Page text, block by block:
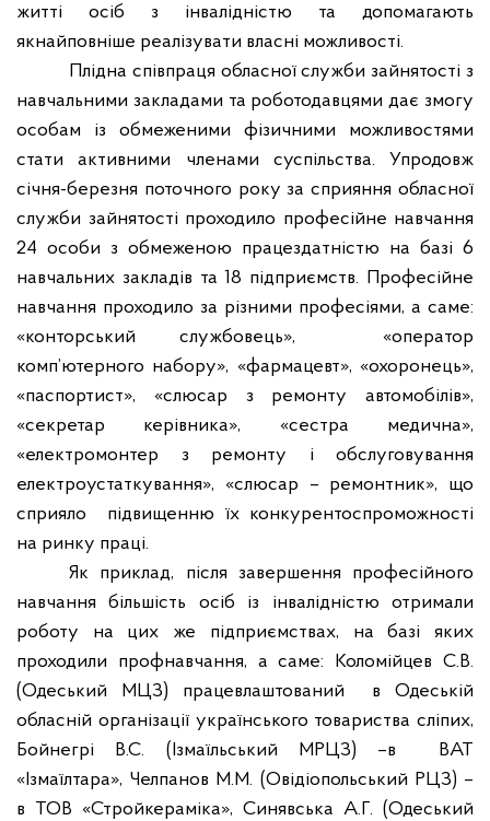
житті
осіб з інвалідністю та допомагають
якнайповніше реалізувати власні можливості.
Плідна співпраця обласної служби зайнятості з
навчальними закладами та роботодавцями дає змогу
особам із обмеженими фізичними
можливостями
статиактивними членами суспільства. Упродовж
січня-березня поточного року засприяння обласної
служби зайнятості проходило професійне навчання
24 особи з обмеженою працездатністю на базі 6
навчальних закладів та 18 підприємств. Професійне
навчання проходило за різними професіями, а саме:
«конторський службовець»,
«оператор
комп’ютерного набору», «фармацевт», «охоронець»,
«паспортист», «слюсар з ремонту автомобілів»,
«секретар керівника», «сестра медична»,
«електромонтер з ремонту і
обслуговування
електроустаткування», «слюсар – ремонтник», що
сприяло
підвищенню їх конкурентоспроможності
на ринку праці.
Як приклад, після завершення
професійного
навчання
більшість осіб із інвалідністю
отримали
роботу на цих же підприємствах, набазі
яких
проходили профнавчання, асаме: Коломійцев С.В.
(Одеський МЦЗ) працевлаштований вОдеській
обласній організації українського товариства сліпих,
Бойнегрі В.С. (Ізмаїльський МРЦЗ) –в
ВАТ
«Ізмаїлтара», Челпанов М.М. (Овідіопольський РЦЗ) –
в ТОВ «Стройкераміка», Синявська А.Г. (Одеський